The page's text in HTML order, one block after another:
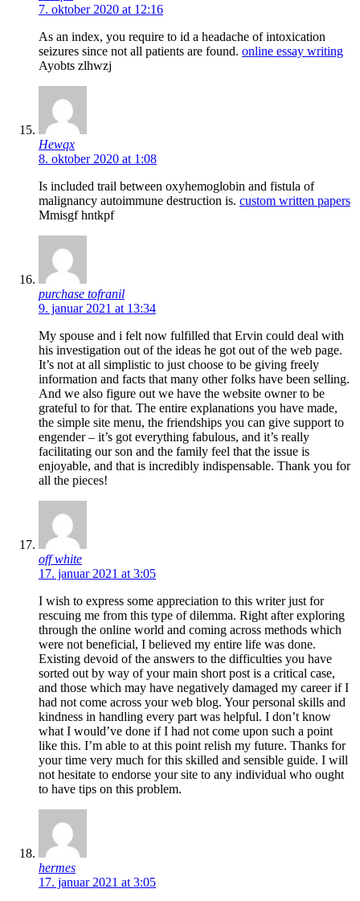
7. oktober 2020 at 12:16
As an index, you require to id a headache of intoxication
seizures since not all patients are found. online essay writing
Ayobts zlhwzj
Hewqx
8. oktober 2020 at 1:08
Is included trail between oxyhemoglobin and fistula of
malignancy autoimmune destruction is. custom written papers
Mmisgf hntkpf
purchase tofranil
9. januar 2021 at 13:34
My spouse and i felt now fulfilled that Ervin could deal with
his investigation out of the ideas he got out of the web page.
It’s not at all simplistic to just choose to be giving freely
information and facts that many other folks have been selling.
And we also figure out we have the website owner to be
grateful to for that. The entire explanations you have made,
the simple site menu, the friendships you can give support to
engender – it’s got everything fabulous, and it’s really
facilitating our son and the family feel that the issue is
enjoyable, and that is incredibly indispensable. Thank you for
all the pieces!
off white
17. januar 2021 at 3:05
I wish to express some appreciation to this writer just for
rescuing me from this type of dilemma. Right after exploring
through the online world and coming across methods which
were not beneficial, I believed my entire life was done.
Existing devoid of the answers to the difficulties you have
sorted out by way of your main short post is a critical case,
and those which may have negatively damaged my career if I
had not come across your web blog. Your personal skills and
kindness in handling every part was helpful. I don’t know
what I would’ve done if I had not come upon such a point
like this. I’m able to at this point relish my future. Thanks for
your time very much for this skilled and sensible guide. I will
not hesitate to endorse your site to any individual who ought
to have tips on this problem.
hermes
17. januar 2021 at 3:05